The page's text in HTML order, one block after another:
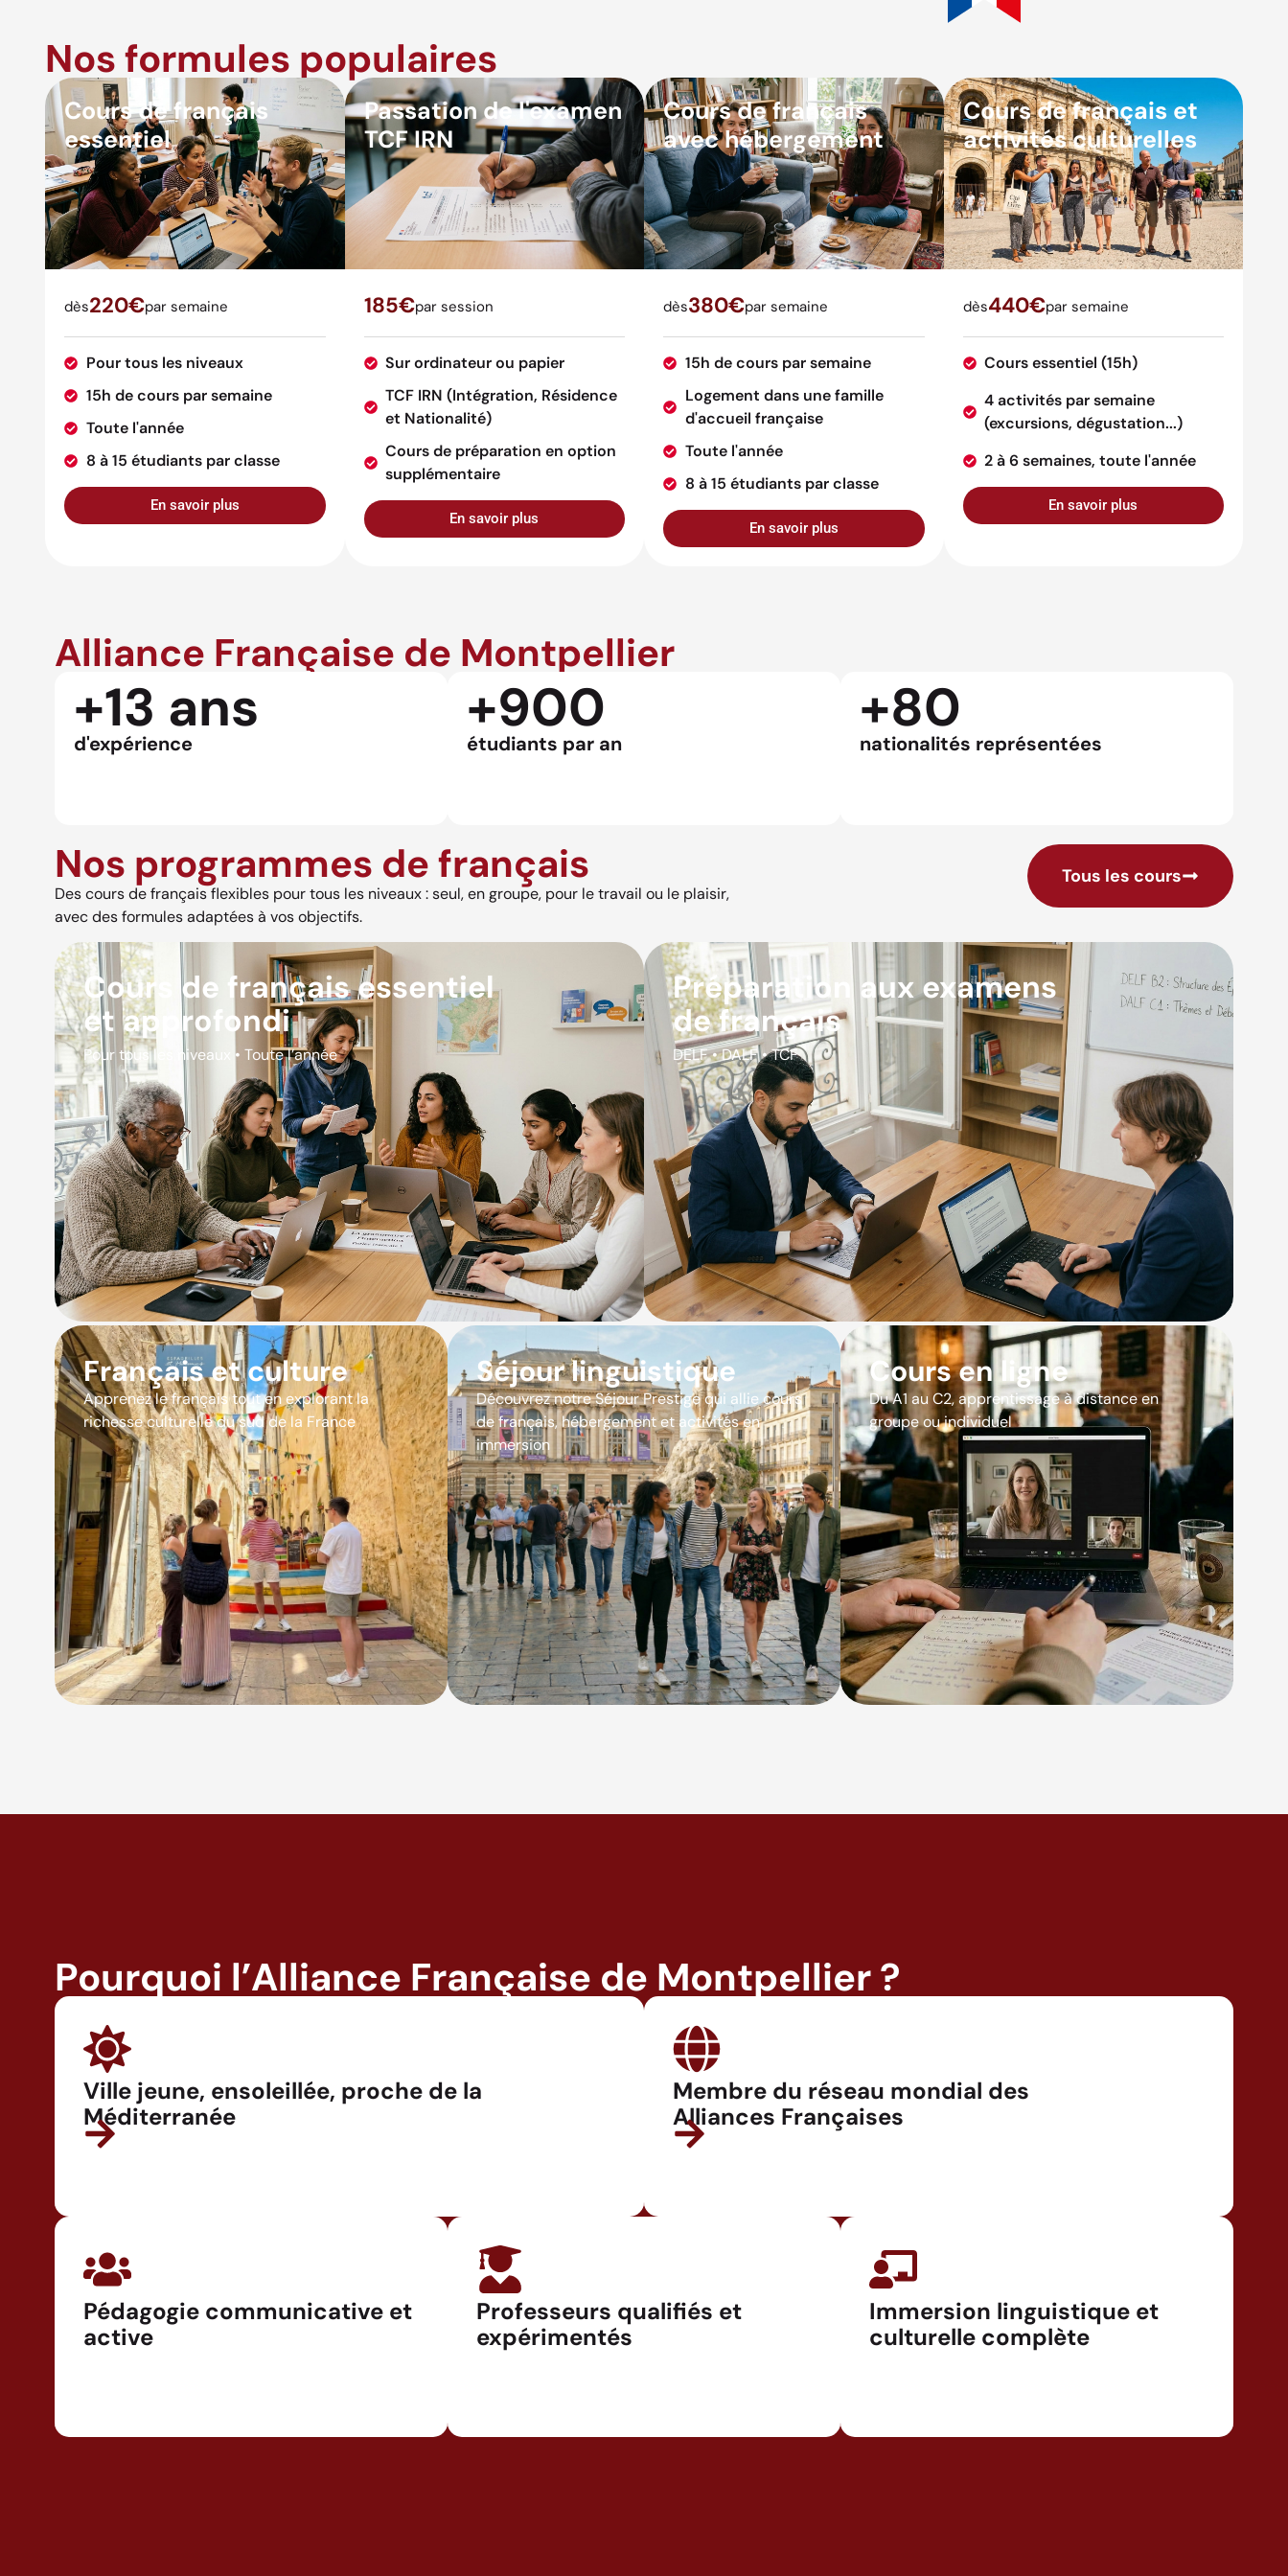
Nos formules populaires
Cours de français
essentiel
dès220€par semaine
Pour tous les niveaux
15h de cours par semaine
Toute l'année
8 à 15 étudiants par classe
En savoir plus
Passation de l'examen
TCF IRN
185€par session
Sur ordinateur ou papier
TCF IRN (Intégration, Résidence
et Nationalité)
Cours de préparation en option
supplémentaire
En savoir plus
Cours de français
avec hébergement
dès380€par semaine
15h de cours par semaine
Logement dans une famille
d'accueil française
Toute l'année
8 à 15 étudiants par classe
En savoir plus
Cours de français et
activités culturelles
dès440€par semaine
Cours essentiel (15h)
4 activités par semaine
(excursions, dégustation...)
2 à 6 semaines, toute l'année
En savoir plus
Alliance Française de Montpellier
+13 ans
d'expérience
+900
étudiants par an
+80
nationalités représentées
Nos programmes de français
Des cours de français flexibles pour tous les niveaux : seul, en groupe, pour le travail ou le plaisir,
avec des formules adaptées à vos objectifs.
Tous les cours
Cours de français essentiel
et approfondi
Pour tous les niveaux • Toute l’année
Préparation aux examens
de français
DELF • DALF • TCF
Français et culture
Apprenez le français tout en explorant la
richesse culturelle du sud de la France
Séjour linguistique
Découvrez notre Séjour Prestige qui allie cours
de français, hébergement et activités en
immersion
Cours en ligne
Du A1 au C2, apprentissage à distance en
groupe ou individuel
Pourquoi l’Alliance Française de Montpellier ?
Ville jeune, ensoleillée, proche de la
Méditerranée
Membre du réseau mondial des
Alliances Françaises
Pédagogie communicative et
active
Professeurs qualifiés et
expérimentés
Immersion linguistique et
culturelle complète